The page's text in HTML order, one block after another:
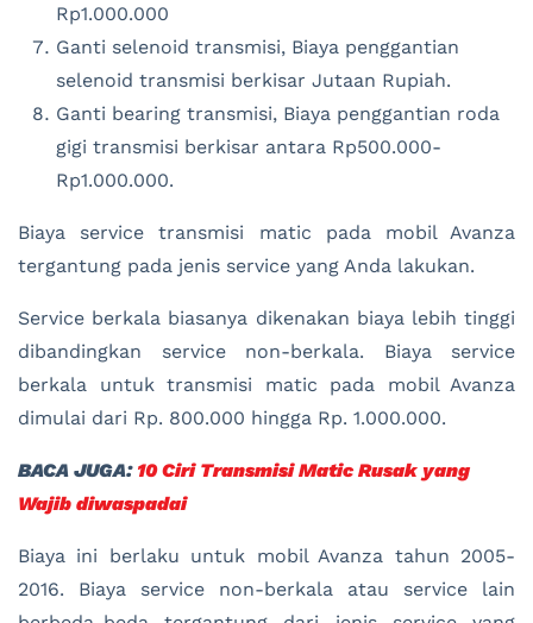
Rp1.000.000
Ganti selenoid transmisi, Biaya penggantian
selenoid transmisi berkisar Jutaan Rupiah.
Ganti bearing transmisi, Biaya penggantian roda
gigi transmisi berkisar antara Rp500.000-
Rp1.000.000.
Biaya service transmisi matic pada mobil Avanza
tergantung pada jenis service yang Anda lakukan.
Service berkala biasanya dikenakan biaya lebih tinggi
dibandingkan service non-berkala. Biaya service
berkala untuk transmisi matic pada mobil Avanza
dimulai dari Rp. 800.000 hingga Rp. 1.000.000.
BACA JUGA: 10 Ciri Transmisi Matic Rusak yang
Wajib diwaspadai
Biaya ini berlaku untuk mobil Avanza tahun 2005-
2016. Biaya service non-berkala atau service lain